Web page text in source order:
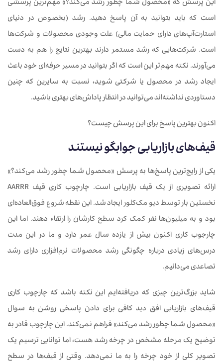
این پرسش که «محصول شما چطور رشد می‌کند؟» مهم‌ترین پرسشی
است که باید بتوانید به آن پاسخ دهید. رشد (بخصوص در دنیای
استارت‌آپ‌های دارای حمایت مالی) علت وجودی محصولات و شرکت‌ها
است. شرکت‌هایی که رشد مستمر دارند بهترین نتایج را هم به‌ دست
می‌آورند. نکته مهم‌تر این است که اگر بتوانید در مسیر حرفه‌ای خود باعث
ایجاد رشد در محصول یا شرکتی شوید، نسبت به سایرین که چنین
دستاوردی نداشته‌اند می‌توانید در انتظار پاداش‌های بهتری باشید.
اکنون بهترین پاسخ برای این پرسش چیست؟
قیفهای بازاریابی جوابگو نیستند
یکی از رایج‌ترین پاسخ‌ها به پرسش «محصول شما چطور رشد می‌کند؟»
ارائه تصویری از یک قیف بازاریابی است. چارچوب کاری قیف AARRR
نخستین بار توسط دیو مک‌کلور ایجاد شد. این نقطه شروع فوق‌العاده‌ای
بود و به میلیون‌ها نفر کمک کرد سطح کارشان را ارتقاء دهند. اما این
چارجوب کاری اکنون بیش از یازده سال عمر دارد و ما در این مدت
درس‌های زیادی درباره چگونگی رشد محصولات نرم‌افزاری دارای رشد
تصاعدی می‌دانیم.
شاید بزرگ‌ترین چیزی که دریافته‌ایم این نکته باشد که چارچوب کاری
قیف‌های بازاریابی افق دید کافی برای دادن پاسخی روشن به سوال
«محصول شما چطور رشد می‌کند» فراهم نمی‌کند. این چارچوب قادر به
توضیح یک مرحله مشخص در چرخه رشد هست، اما توانایی ترسیم یک
تصویر کلی از خود چرخه را به ما نمی‌دهد. وقتی از قیف‌ها در سطح